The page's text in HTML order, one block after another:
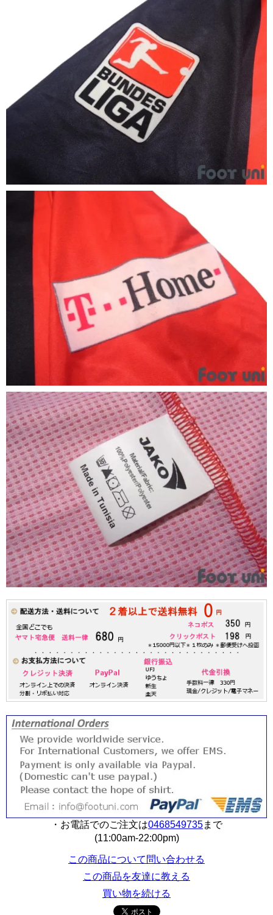
・お電話でのご注文は0468549735まで
(11:00am-22:00pm)
この商品について問い合わせる
この商品を友達に教える
買い物を続ける